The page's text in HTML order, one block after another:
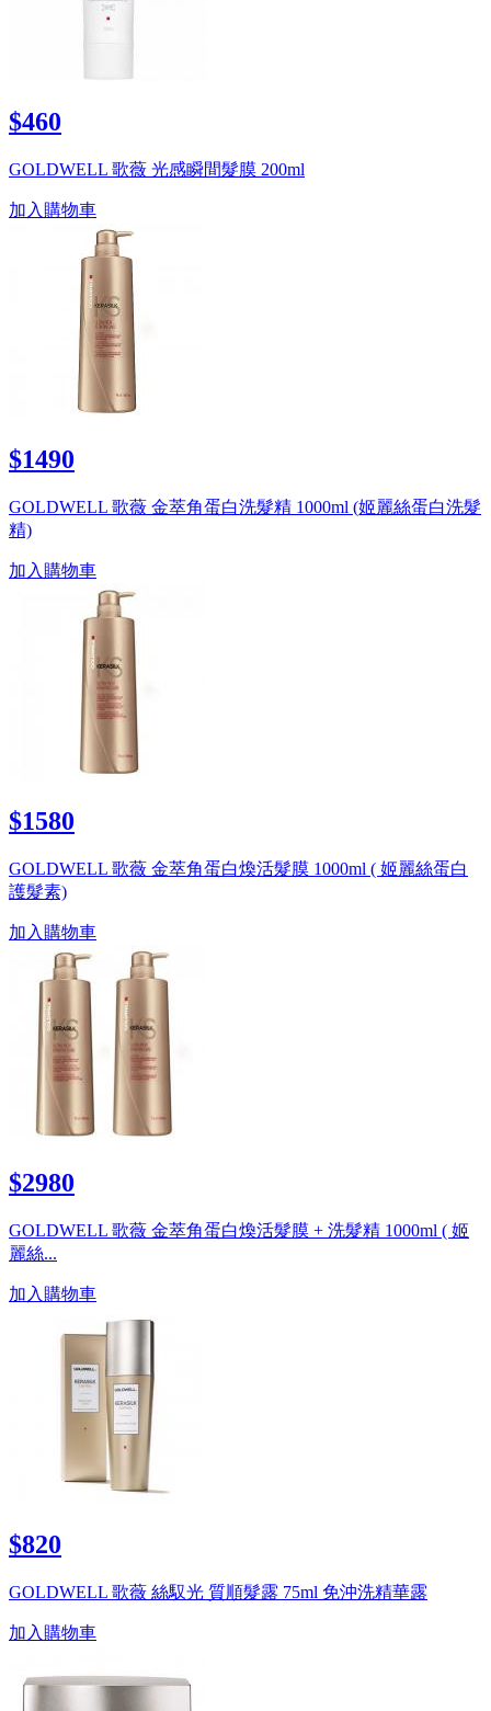
$460
GOLDWELL 歌薇 光感瞬間髮膜 200ml
加入購物車
$1490
GOLDWELL 歌薇 金萃角蛋白洗髮精 1000ml (姬麗絲蛋白洗髮
精)
加入購物車
$1580
GOLDWELL 歌薇 金萃角蛋白煥活髮膜 1000ml ( 姬麗絲蛋白
護髮素)
加入購物車
$2980
GOLDWELL 歌薇 金萃角蛋白煥活髮膜 + 洗髮精 1000ml ( 姬
麗絲...
加入購物車
$820
GOLDWELL 歌薇 絲馭光 質順髮露 75ml 免沖洗精華露
加入購物車